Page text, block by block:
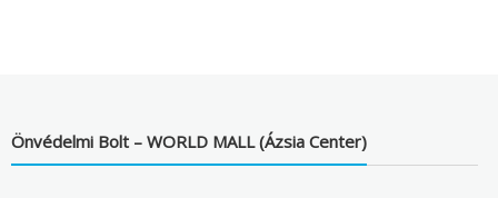
Önvédelmi Bolt – WORLD MALL (Ázsia Center)